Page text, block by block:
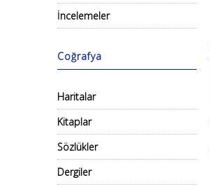
İncelemeler
Coğrafya
Haritalar
Kitaplar
Sözlükler
Dergiler